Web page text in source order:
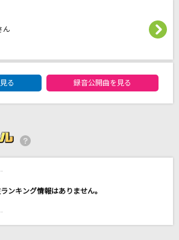
ム
たら
ん
る 録音公開曲を見る